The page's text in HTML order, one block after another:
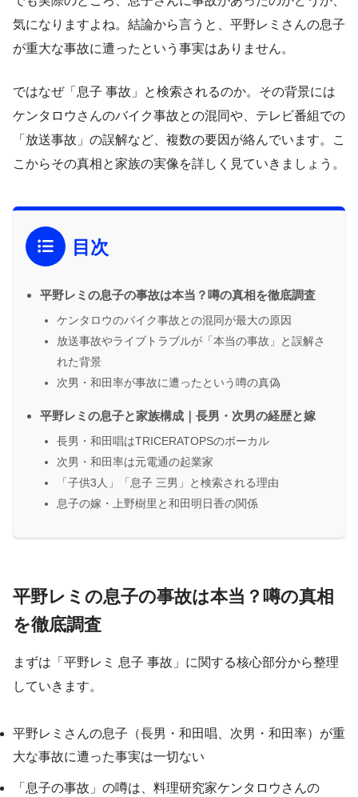
気になりますよね。結論から言うと、平野レミさんの息子
が重大な事故に遭ったという事実はありません。
ではなぜ「息子 事故」と検索されるのか。その背景には
ケンタロウさんのバイク事故との混同や、テレビ番組での
「放送事故」の誤解など、複数の要因が絡んでいます。こ
こからその真相と家族の実像を詳しく見ていきましょう。
目次
平野レミの息子の事故は本当？噂の真相を徹底調査
ケンタロウのバイク事故との混同が最大の原因
放送事故やライブトラブルが「本当の事故」と誤解さ
れた背景
次男・和田率が事故に遭ったという噂の真偽
平野レミの息子と家族構成｜長男・次男の経歴と嫁
長男・和田唱はTRICERATOPSのボーカル
次男・和田率は元電通の起業家
「子供3人」「息子 三男」と検索される理由
息子の嫁・上野樹里と和田明日香の関係
平野レミの息子の事故は本当？噂の真相
を徹底調査
まずは「平野レミ 息子 事故」に関する核心部分から整理
していきます。
平野レミさんの息子（長男・和田唱、次男・和田率）が重
大な事故に遭った事実は一切ない
「息子の事故」の噂は、料理研究家ケンタロウさんの